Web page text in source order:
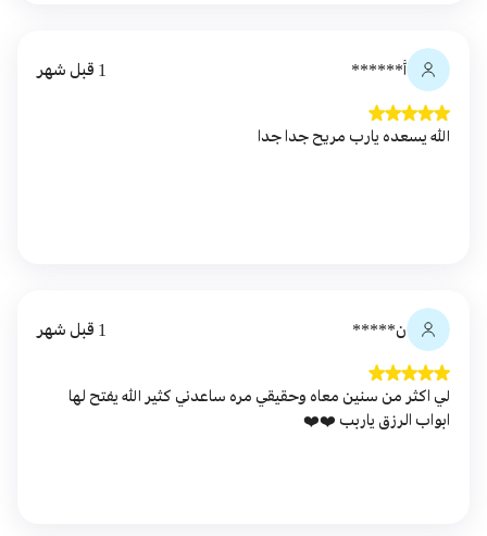
أ****** 1 قبل شهر
الله يسعده يارب مريح جدا جدا
ن***** 1 قبل شهر
لي اكثر من سنين معاه وحقيقي مره ساعدني كثير الله يفتح لها
ابواب الرزق ياربب ❤️❤️